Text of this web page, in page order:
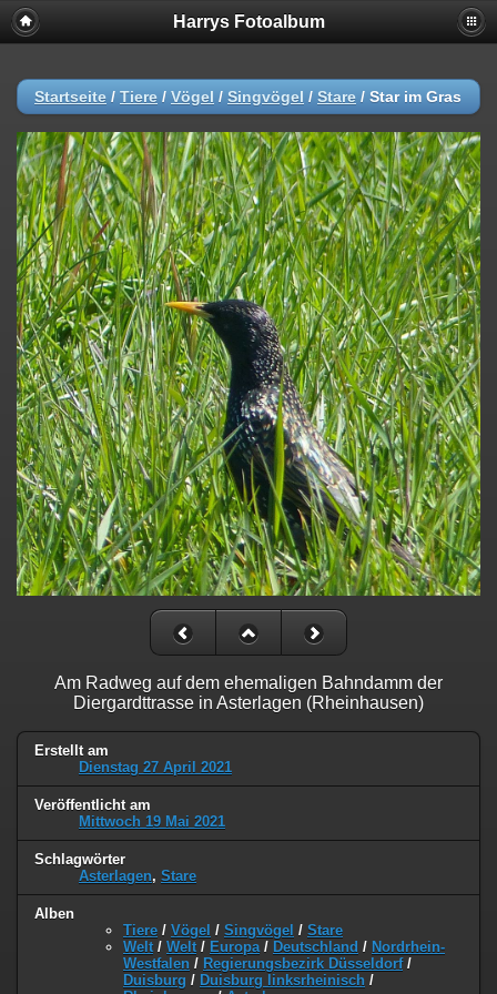
Harrys Fotoalbum
Startseite / Tiere / Vögel / Singvögel / Stare / Star im Gras
Am Radweg auf dem ehemaligen Bahndamm der
Diergardttrasse in Asterlagen (Rheinhausen)
Erstellt am
Dienstag 27 April 2021
Veröffentlicht am
Mittwoch 19 Mai 2021
Schlagwörter
Asterlagen, Stare
Alben
Tiere / Vögel / Singvögel / Stare
Welt / Welt / Europa / Deutschland / Nordrhein-
Westfalen / Regierungsbezirk Düsseldorf/
Duisburg / Duisburg linksrheinisch /